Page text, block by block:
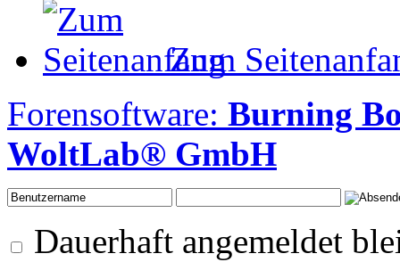
Zum
Forensoftware: Burning
WoltLab® GmbH
Dauerhaft angemeldet